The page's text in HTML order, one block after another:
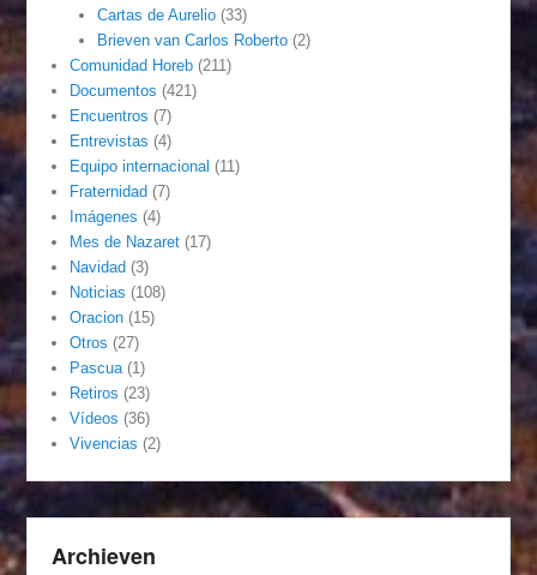
Cartas de Aurelio(33)
Brieven van Carlos Roberto(2)
Comunidad Horeb (211)
Documentos (421)
Encuentros (7)
Entrevistas (4)
Equipo internacional (11)
Fraternidad (7)
Imágenes (4)
Mes de Nazaret (17)
Navidad (3)
Noticias (108)
Oracion (15)
Otros (27)
Pascua (1)
Retiros (23)
Vídeos (36)
Vivencias (2)
Archieven